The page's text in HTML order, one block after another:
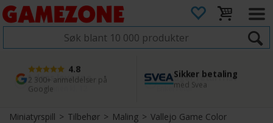
4.8
2 300+ anmeldelser på
Google
Sikker betaling
med Svea
1 dags levering
Bestill innen kl. 12
45 dager returfrist
Enkel retur
Miniatyrspill>Tilbehør> Maling>Vallejo Game Color